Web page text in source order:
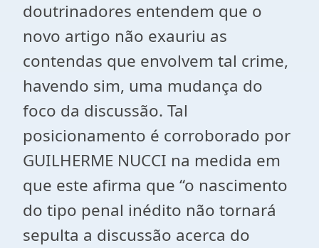
doutrinadores entendem que o
novo artigo não exauriu as
contendas que envolvem tal crime,
havendo sim, uma mudança do
foco da discussão. Tal
posicionamento é corroborado por
GUILHERME NUCCI na medida em
que este afirma que “o nascimento
do tipo penal inédito não tornará
sepulta a discussão acerca do